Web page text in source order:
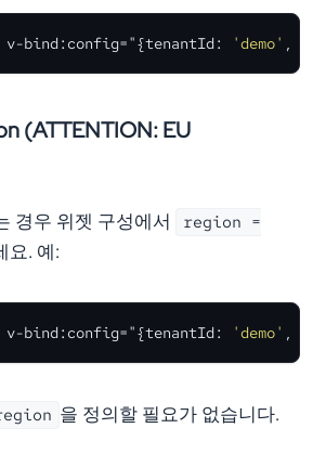
v-bind:config="{tenantId: 'demo' ,
(ATTENTION: EU
경우 위젯 구성에서
region =
요. 예:
v-bind:config="{tenantId: 'demo' ,
을 정의할 필요가 없습니다.